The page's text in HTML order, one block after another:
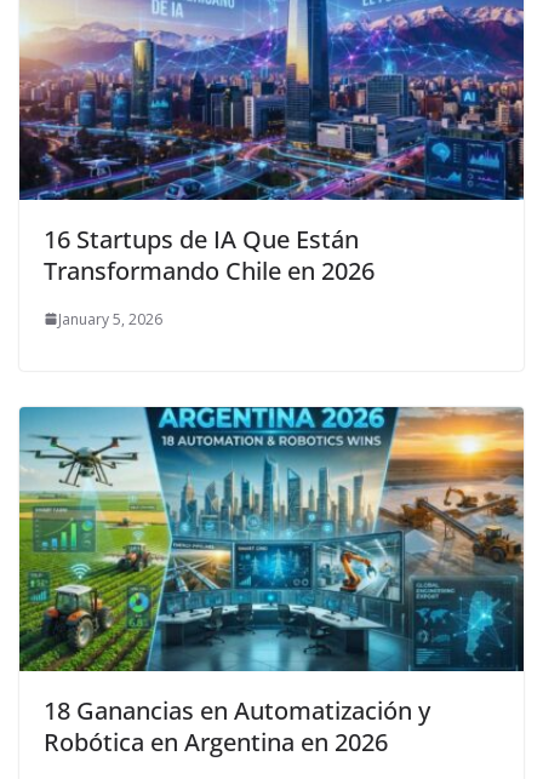
16 Startups de IA Que Están
Transformando Chile en 2026
January 5, 2026
18 Ganancias en Automatización y
Robótica en Argentina en 2026